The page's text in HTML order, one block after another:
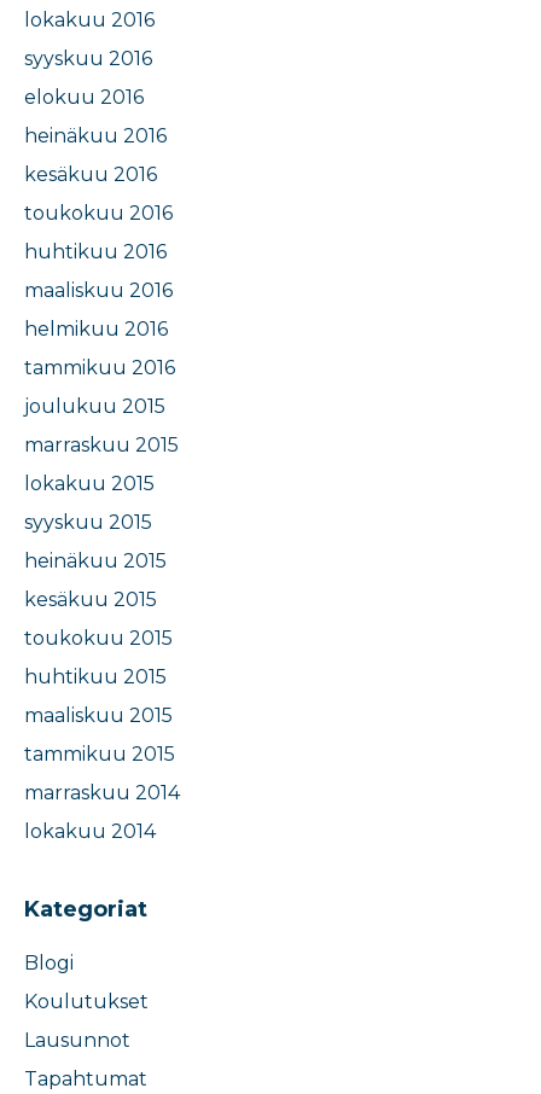
lokakuu 2016
syyskuu 2016
elokuu 2016
heinäkuu 2016
kesäkuu 2016
toukokuu 2016
huhtikuu 2016
maaliskuu 2016
helmikuu 2016
tammikuu 2016
joulukuu 2015
marraskuu 2015
lokakuu 2015
syyskuu 2015
heinäkuu 2015
kesäkuu 2015
toukokuu 2015
huhtikuu 2015
maaliskuu 2015
tammikuu 2015
marraskuu 2014
lokakuu 2014
Kategoriat
Blogi
Koulutukset
Lausunnot
Tapahtumat